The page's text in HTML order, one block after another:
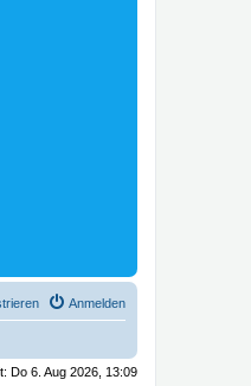
Anmelden
Do 6. Aug 2026, 13:09